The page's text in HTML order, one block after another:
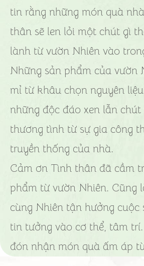
tin rằng những món quà
thân sẽ len lỏi một chút gì
lành từ vườn Nhiên vào
Những sản phẩm của vườn
mỉ từ khâu chọn nguyên
những độc đáo xen lẫn
thương tình từ sự gia công
truyền thống của nhà.
Cảm ơn Tình thân đã cầm
phẩm từ vườn Nhiên. Cũng
cùng Nhiên tận hưởng cuộc
tin tưởng vào cơ thể, tâm
đón nhận món quà ấm áp